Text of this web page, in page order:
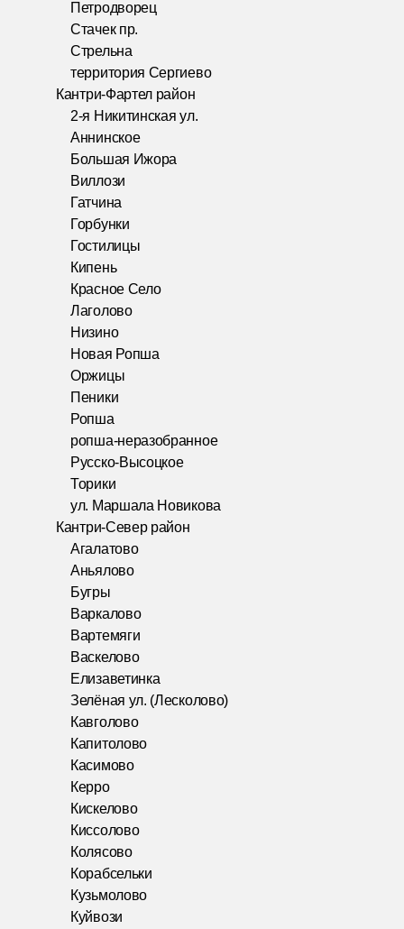
Петродворец
Стачек пр.
Стрельна
территория Сергиево
Кантри-Фартел район
2-я Никитинская ул.
Аннинское
Большая Ижора
Виллози
Гатчина
Горбунки
Гостилицы
Кипень
Красное Село
Лаголово
Низино
Новая Ропша
Оржицы
Пеники
Ропша
ропша-неразобранное
Русско-Высоцкое
Торики
ул. Маршала Новикова
Кантри-Север район
Агалатово
Аньялово
Бугры
Варкалово
Вартемяги
Васкелово
Елизаветинка
Зелёная ул. (Лесколово)
Кавголово
Капитолово
Касимово
Керро
Кискелово
Киссолово
Колясово
Корабсельки
Кузьмолово
Куйвози